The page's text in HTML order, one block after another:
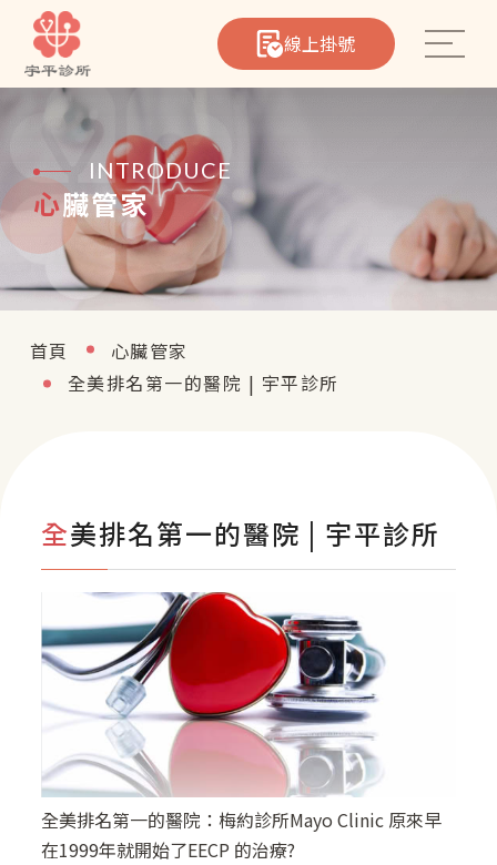
線上掛號
心臟筆記
院所介紹
熱門療程
INTRODUCE
心臟管家
首頁
心臟管家
全美排名第一的醫院 | 宇平診所
全美排名第一的醫院 | 宇平診所
全美排名第一的醫院：梅約診所Mayo Clinic 原來早
在1999年就開始了EECP 的治療?